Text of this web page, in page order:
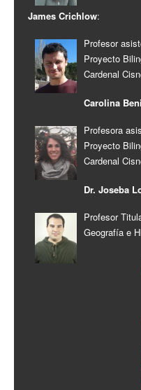
James Crichlow:
Profesor
Proyecto
Cardenal
Carolina
Profesora
Proyecto
Cardenal
Dr. Joseba
Profesor
Geografía e